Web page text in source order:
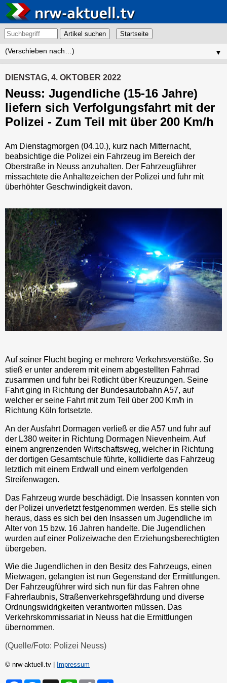
Artikel suchen
▼
DIENSTAG, 4. OKTOBER 2022
Neuss: Jugendliche (15-16 Jahre)
liefern sich Verfolgungsfahrt mit der
Polizei - Zum Teil mit über 200 Km/h
Am Dienstagmorgen (04.10.), kurz nach Mitternacht,
beabsichtige die Polizei ein Fahrzeug im Bereich der
Oberstraße in Neuss anzuhalten. Der Fahrzeugführer
missachtete die Anhaltezeichen der Polizei und fuhr mit
überhöhter Geschwindigkeit davon.
Auf seiner Flucht beging er mehrere Verkehrsverstöße. So
stieß er unter anderem mit einem abgestellten Fahrrad
zusammen und fuhr bei Rotlicht über Kreuzungen. Seine
Fahrt ging in Richtung der Bundesautobahn A57, auf
welcher er seine Fahrt mit zum Teil über 200 Km/h in
Richtung Köln fortsetzte.
An der Ausfahrt Dormagen verließ er die A57 und fuhr auf
der L380 weiter in Richtung Dormagen Nievenheim. Auf
einem angrenzenden Wirtschaftsweg, welcher in Richtung
der dortigen Gesamtschule führte, kollidierte das Fahrzeug
letztlich mit einem Erdwall und einem verfolgenden
Streifenwagen.
Das Fahrzeug wurde beschädigt. Die Insassen konnten von
der Polizei unverletzt festgenommen werden. Es stelle sich
heraus, dass es sich bei den Insassen um Jugendliche im
Alter von 15 bzw. 16 Jahren handelte. Die Jugendlichen
wurden auf einer Polizeiwache den Erziehungsberechtigten
übergeben.
Wie die Jugendlichen in den Besitz des Fahrzeugs, einen
Mietwagen, gelangten ist nun Gegenstand der Ermittlungen.
Der Fahrzeugführer wird sich nun für das Fahren ohne
Fahrerlaubnis, Straßenverkehrsgefährdung und diverse
Ordnungswidrigkeiten verantworten müssen. Das
Verkehrskommissariat in Neuss hat die Ermittlungen
übernommen.
(Quelle/Foto: Polizei Neuss)
© nrw-aktuell.tv | Impressum